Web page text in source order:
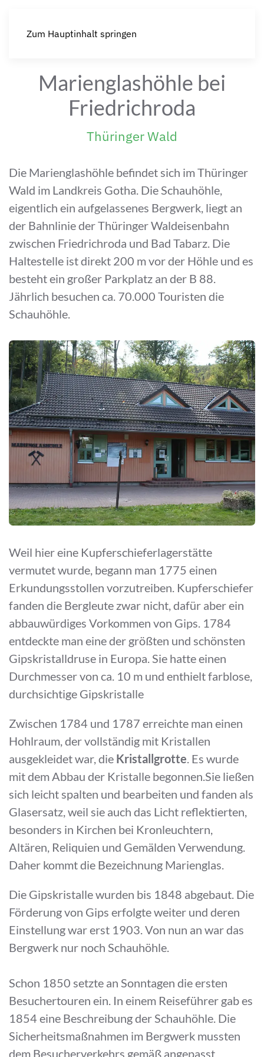
Zum Hauptinhalt springen
Marienglashöhle bei
Friedrichroda
Thüringer Wald
Die Marienglashöhle befindet sich im Thüringer
Wald im Landkreis Gotha. Die Schauhöhle,
eigentlich ein aufgelassenes Bergwerk, liegt an
der Bahnlinie der Thüringer Waldeisenbahn
zwischen Friedrichroda und Bad Tabarz. Die
Haltestelle ist direkt 200 m vor der Höhle und es
besteht ein großer Parkplatz an der B 88.
Jährlich besuchen ca. 70.000 Touristen die
Schauhöhle.
Weil hier eine Kupferschieferlagerstätte
vermutet wurde, begann man 1775 einen
Erkundungsstollen vorzutreiben. Kupferschiefer
fanden die Bergleute zwar nicht, dafür aber ein
abbauwürdiges Vorkommen von Gips. 1784
entdeckte man eine der größten und schönsten
Gipskristalldruse in Europa. Sie hatte einen
Durchmesser von ca. 10 m und enthielt farblose,
durchsichtige Gipskristalle
Zwischen 1784 und 1787 erreichte man einen
Hohlraum, der vollständig mit Kristallen
ausgekleidet war, die Kristallgrotte . Es wurde
mit dem Abbau der Kristalle begonnen.Sie ließen
sich leicht spalten und bearbeiten und fanden als
Glasersatz, weil sie auch das Licht reflektierten,
besonders in Kirchen bei Kronleuchtern,
Altären, Reliquien und Gemälden Verwendung.
Daher kommt die Bezeichnung Marienglas.
Die Gipskristalle wurden bis 1848 abgebaut. Die
Förderung von Gips erfolgte weiter und deren
Einstellung war erst 1903. Von nun an war das
Bergwerk nur noch Schauhöhle.
Schon 1850 setzte an Sonntagen die ersten
Besuchertouren ein. In einem Reiseführer gab es
1854 eine Beschreibung der Schauhöhle. Die
Sicherheitsmaßnahmen im Bergwerk mussten
dem Besucherverkehrs gemäß angepasst